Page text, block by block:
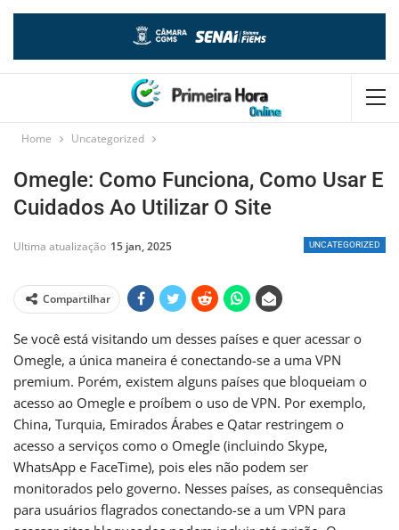
Home Uncategorized
Omegle: Como Funciona, Como Usar E
Cuidados Ao Utilizar O Site
UNCATEGORIZED
Ultima atualização 15 jan, 2025
Compartilhar
Se você está visitando um desses países e quer acessar o
Omegle, a única maneira é conectando-se a uma VPN
premium. Porém, existem alguns países que bloqueiam o
acesso ao Omegle e proíbem o uso de VPN. Por exemplo,
China, Turquia, Emirados Árabes e Qatar restringem o
acesso a serviços como o Omegle (incluindo Skype,
WhatsApp e FaceTime), pois eles não podem ser
monitorados pelo governo. Nesses países, as consequências
para usuários flagrados conectando-se a um VPN para